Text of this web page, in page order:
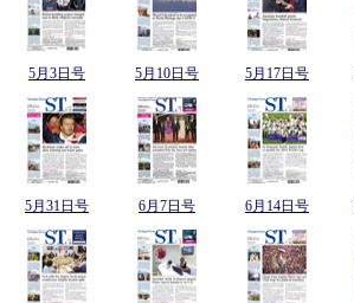
5月3日号 5月10日号 5月17日号
5月31日号 6月7日号 6月14日号